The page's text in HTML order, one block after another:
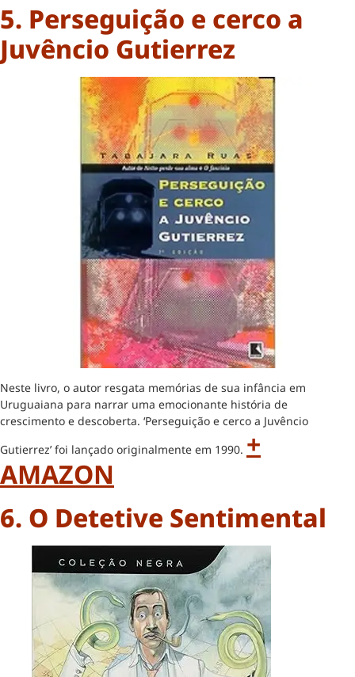
5. Perseguição e cerco a
Juvêncio Gutierrez
Neste livro, o autor resgata memórias de sua infância em
Uruguaiana para narrar uma emocionante história de
crescimento e descoberta. ‘Perseguição e cerco a Juvêncio
Gutierrez’ foi lançado originalmente em 1990. +
AMAZON
6. O Detetive Sentimental